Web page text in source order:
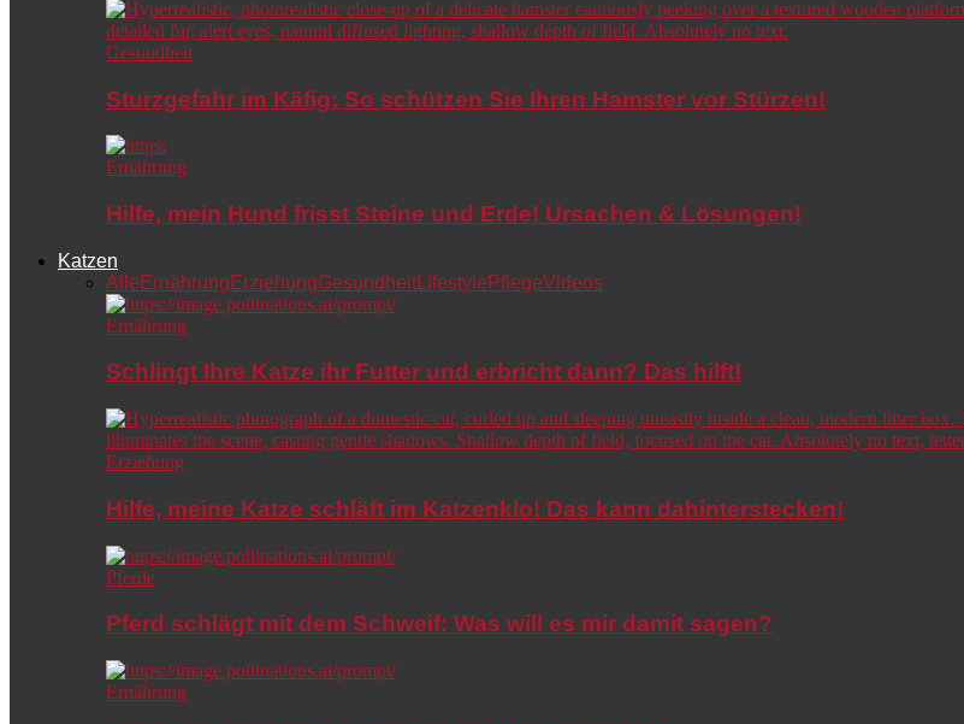
Gesundheit
Sturzgefahr im Käfig: So schützen Sie Ihren Hamster vor Stürzen!
Ernährung
Hilfe, mein Hund frisst Steine und Erde! Ursachen & Lösungen!
Katzen
Alle Ernährung ErziehungGesundheitLifestyle PflegeVideos
Ernährung
Schlingt Ihre Katze ihr Futter und erbricht dann? Das hilft!
Erziehung
Hilfe, meine Katze schläft im Katzenklo! Das kann dahinterstecken!
Pferde
Pferd schlägt mit dem Schweif: Was will es mir damit sagen?
Ernährung